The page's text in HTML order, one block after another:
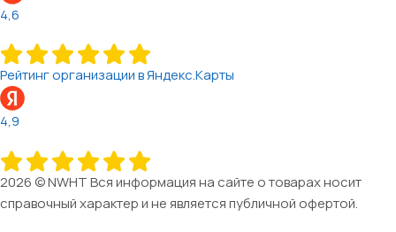
4,6
Рейтинг организации в Яндекс.Карты
4,9
2026 © NWHT Вся информация на сайте о товарах носит
справочный характер и не является публичной офертой.